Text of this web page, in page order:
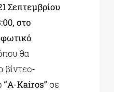
Σεπτεμβρίου
στο
θα
βίντεο-
“A-Kairos” σε